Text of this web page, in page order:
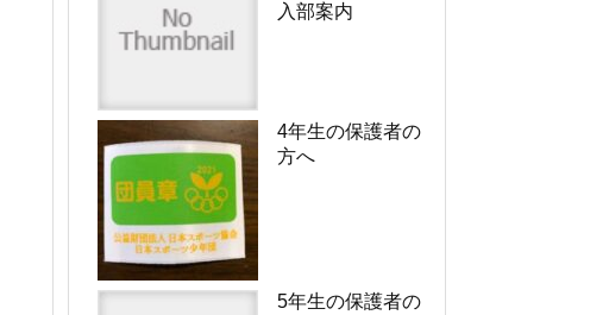
入部案内
4年生の保護者の
方へ
5年生の保護者の